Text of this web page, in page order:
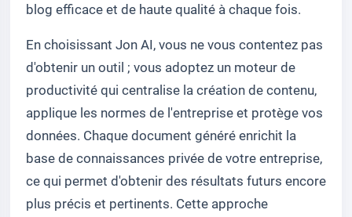
blog efficace et de haute qualité à chaque fois.
En choisissant Jon AI, vous ne vous contentez pas
d'obtenir un outil ; vous adoptez un moteur de
productivité qui centralise la création de contenu,
applique les normes de l'entreprise et protège vos
données. Chaque document généré enrichit la
base de connaissances privée de votre entreprise,
ce qui permet d'obtenir des résultats futurs encore
plus précis et pertinents. Cette approche